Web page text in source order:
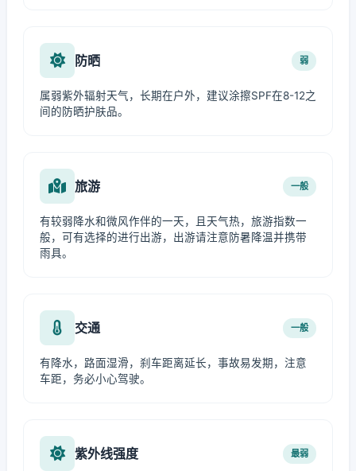
防晒 弱
属弱紫外辐射天气，长期在户外，建议涂擦SPF在8-12之
间的防晒护肤品。
旅游 一般
有较弱降水和微风作伴的一天，且天气热，旅游指数一
般，可有选择的进行出游，出游请注意防暑降温并携带
雨具。
交通 一般
有降水，路面湿滑，刹车距离延长，事故易发期，注意
车距，务必小心驾驶。
紫外线强度 最弱